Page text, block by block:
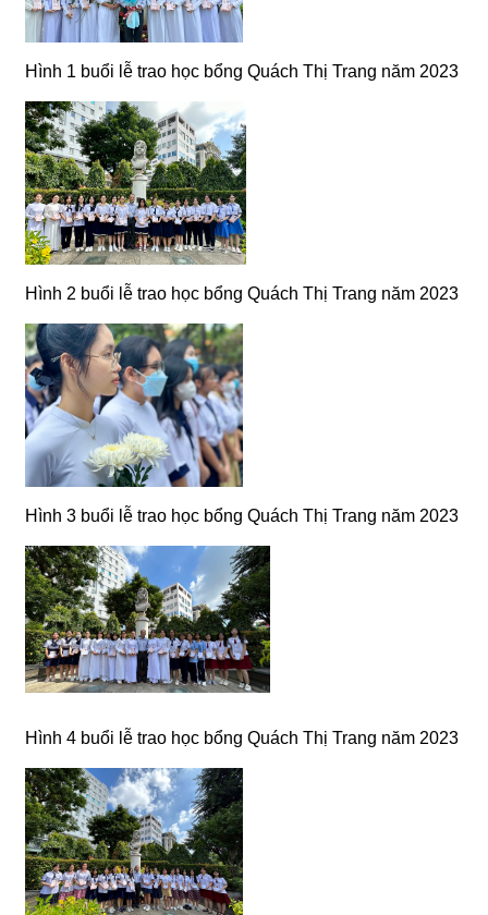
Hình 1 buổi lễ trao học bổng Quách Thị Trang năm 2023
Hình 2 buổi lễ trao học bổng Quách Thị Trang năm 2023
Hình 3 buổi lễ trao học bổng Quách Thị Trang năm 2023
Hình 4 buổi lễ trao học bổng Quách Thị Trang năm 2023